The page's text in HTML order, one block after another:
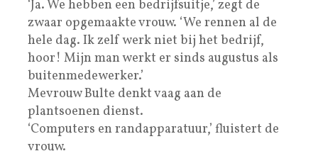
‘Ja. We hebben een bedrijfsuitje,’ zegt de
zwaar opgemaakte vrouw. ‘We rennen al de
hele dag. Ik zelf werk niet bij het bedrijf,
hoor! Mijn man werkt er sinds augustus als
buitenmedewerker.’
Mevrouw Bulte denkt vaag aan de
plantsoenen dienst.
‘Computers en randapparatuur,’ fluistert de
vrouw.